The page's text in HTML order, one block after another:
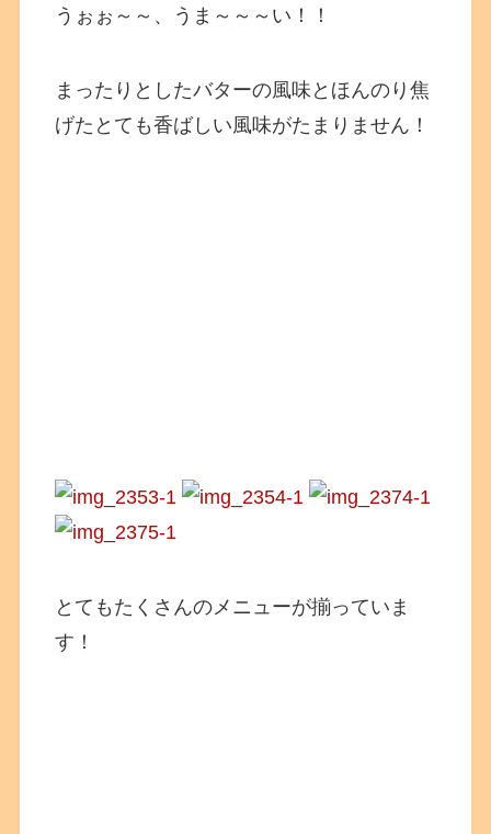
うぉぉ～～、うま～～～い！！
まったりとしたバターの風味とほんのり焦
げたとても香ばしい風味がたまりません！
とてもたくさんのメニューが揃っていま
す！